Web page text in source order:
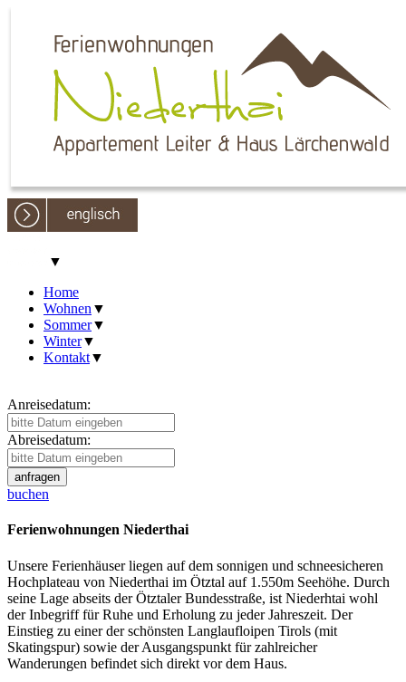
▼
Home
Wohnen ▼
Sommer▼
Winter▼
Kontakt▼
Anreisedatum:
Abreisedatum:
buchen
Ferienwohnungen Niederthai
Unsere Ferienhäuser liegen auf dem sonnigen und schneesicheren
Hochplateau von Niederthai im Ötztal auf 1.550m Seehöhe. Durch
seine Lage abseits der Ötztaler Bundesstraße, ist Niederhtai wohl
der Inbegriff für Ruhe und Erholung zu jeder Jahreszeit. Der
Einstieg zu einer der schönsten Langlaufloipen Tirols (mit
Skatingspur) sowie der Ausgangspunkt für zahlreicher
Wanderungen befindet sich direkt vor dem Haus.